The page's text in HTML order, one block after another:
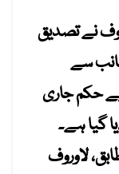
نے تصدیق
سے
حکم جاری
گیا ہے۔
لاوروف